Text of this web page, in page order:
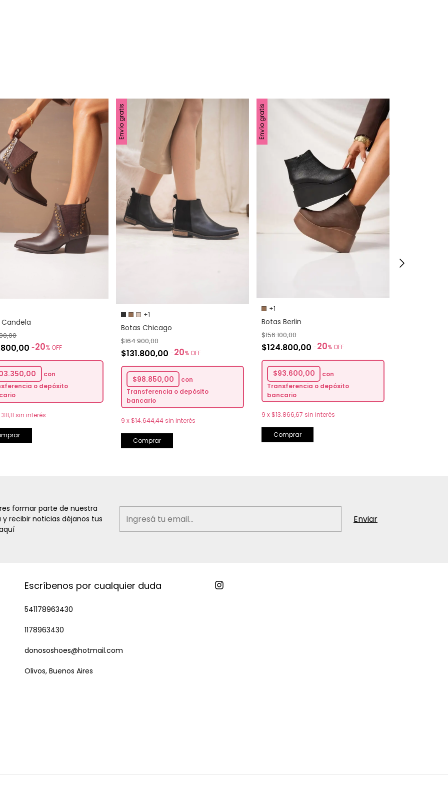
-20% OFF
con
o depósito
sin interés
Envío gratis
+1
Botas Chicago
$131.800,00 -20% OFF
$164.900,00
$98.850,00
con
Transferencia o depósito
bancario
9 x $14.644,44 sin interés
Comprar
Envío gratis
+1
Botas Berlin
$124.800,00 -20% OFF
$156.100,00
$93.600,00
con
Transferencia o depósito
bancario
9 x $13.866,67 sin interés
Comprar
formar parte de nuestra
y recibir noticias déjanos tus
Escríbenos por cualquier duda
541178963430
1178963430
donososhoes@hotmail.com
Olivos, Buenos Aires